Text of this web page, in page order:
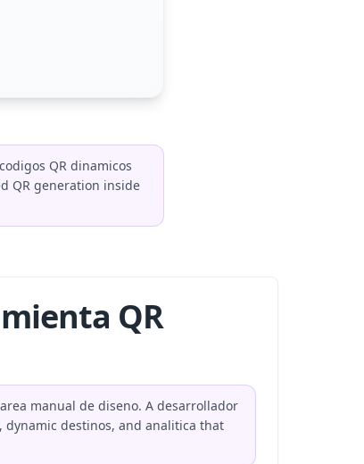
QR dinamicos
QR generation inside
QR
manual de diseno. A desarrollador
dynamic destinos, and analitica that